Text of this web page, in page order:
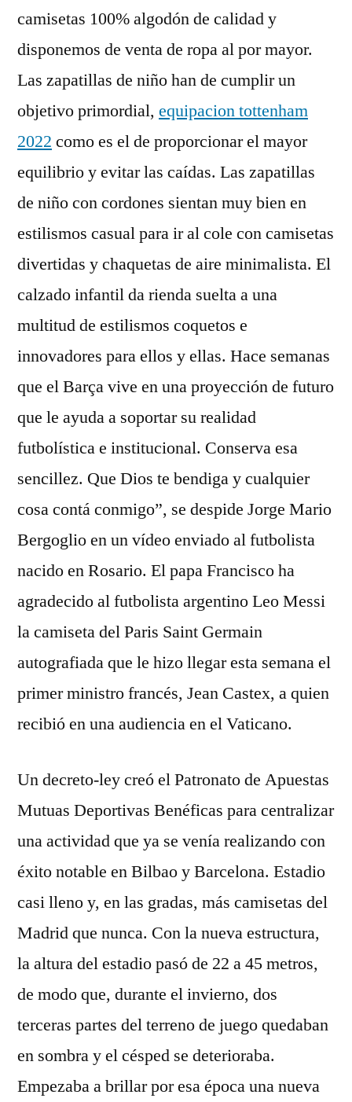
camisetas 100% algodón de calidad y
disponemos de venta de ropa al por mayor.
Las zapatillas de niño han de cumplir un
objetivo primordial, equipacion tottenham
2022 como es el de proporcionar el mayor
equilibrio y evitar las caídas. Las zapatillas
de niño con cordones sientan muy bien en
estilismos casual para ir al cole con camisetas
divertidas y chaquetas de aire minimalista. El
calzado infantil da rienda suelta a una
multitud de estilismos coquetos e
innovadores para ellos y ellas. Hace semanas
que el Barça vive en una proyección de futuro
que le ayuda a soportar su realidad
futbolística e institucional. Conserva esa
sencillez. Que Dios te bendiga y cualquier
cosa contá conmigo”, se despide Jorge Mario
Bergoglio en un vídeo enviado al futbolista
nacido en Rosario. El papa Francisco ha
agradecido al futbolista argentino Leo Messi
la camiseta del Paris Saint Germain
autografiada que le hizo llegar esta semana el
primer ministro francés, Jean Castex, a quien
recibió en una audiencia en el Vaticano.
Un decreto-ley creó el Patronato de Apuestas
Mutuas Deportivas Benéficas para centralizar
una actividad que ya se venía realizando con
éxito notable en Bilbao y Barcelona. Estadio
casi lleno y, en las gradas, más camisetas del
Madrid que nunca. Con la nueva estructura,
la altura del estadio pasó de 22 a 45 metros,
de modo que, durante el invierno, dos
terceras partes del terreno de juego quedaban
en sombra y el césped se deterioraba.
Empezaba a brillar por esa época una nueva